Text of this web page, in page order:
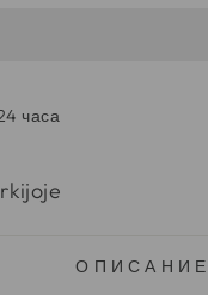
часа
ОПИСАНИЕ